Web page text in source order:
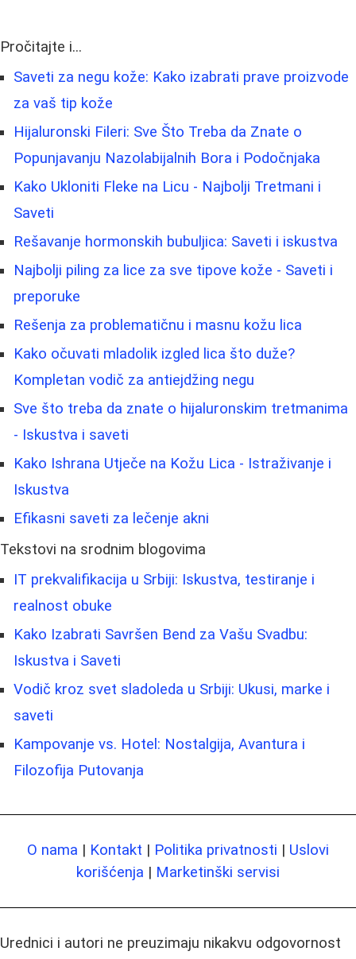
Pročitajte i...
Saveti za negu kože: Kako izabrati prave proizvode
za vaš tip kože
Hijaluronski Fileri: Sve Što Treba da Znate o
Popunjavanju Nazolabijalnih Bora i Podočnjaka
Kako Ukloniti Fleke na Licu - Najbolji Tretmani i
Saveti
Rešavanje hormonskih bubuljica: Saveti i iskustva
Najbolji piling za lice za sve tipove kože - Saveti i
preporuke
Rešenja za problematičnu i masnu kožu lica
Kako očuvati mladolik izgled lica što duže?
Kompletan vodič za antiejdžing negu
Sve što treba da znate o hijaluronskim tretmanima
- Iskustva i saveti
Kako Ishrana Utječe na Kožu Lica - Istraživanje i
Iskustva
Efikasni saveti za lečenje akni
Tekstovi na srodnim blogovima
IT prekvalifikacija u Srbiji: Iskustva, testiranje i
realnost obuke
Kako Izabrati Savršen Bend za Vašu Svadbu:
Iskustva i Saveti
Vodič kroz svet sladoleda u Srbiji: Ukusi, marke i
saveti
Kampovanje vs. Hotel: Nostalgija, Avantura i
Filozofija Putovanja
O nama | Kontakt | Politika privatnosti | Uslovi
korišćenja | Marketinški servisi
Urednici i autori ne preuzimaju nikakvu odgovornost